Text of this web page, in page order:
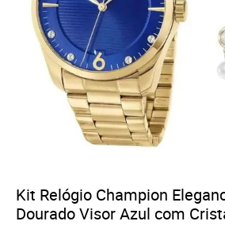
Kit Relógio Champion
Dourado Visor Azul com